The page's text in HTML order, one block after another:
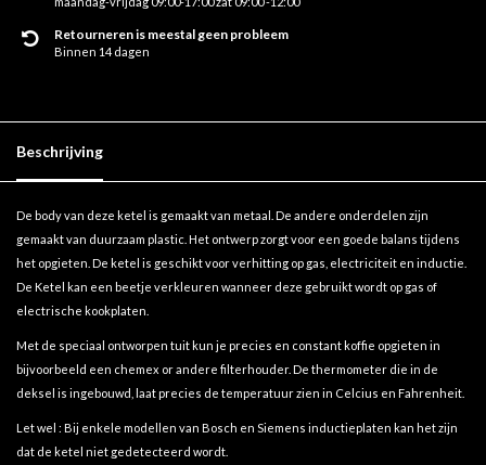
Retourneren is meestal geen probleem
Binnen 14 dagen
Beschrijving
De body van deze ketel is gemaakt van metaal. De andere onderdelen zijn
gemaakt van duurzaam plastic. Het ontwerp zorgt voor een goede balans tijdens
het opgieten. De ketel is geschikt voor verhitting op gas, electriciteit en inductie.
De Ketel kan een beetje verkleuren wanneer deze gebruikt wordt op gas of
electrische kookplaten.
Met de speciaal ontworpen tuit kun je precies en constant koffie opgieten in
bijvoorbeeld een chemex or andere filterhouder. De thermometer die in de
deksel is ingebouwd, laat precies de temperatuur zien in Celcius en Fahrenheit.
Let wel : Bij enkele modellen van Bosch en Siemens inductieplaten kan het zijn
dat de ketel niet gedetecteerd wordt.